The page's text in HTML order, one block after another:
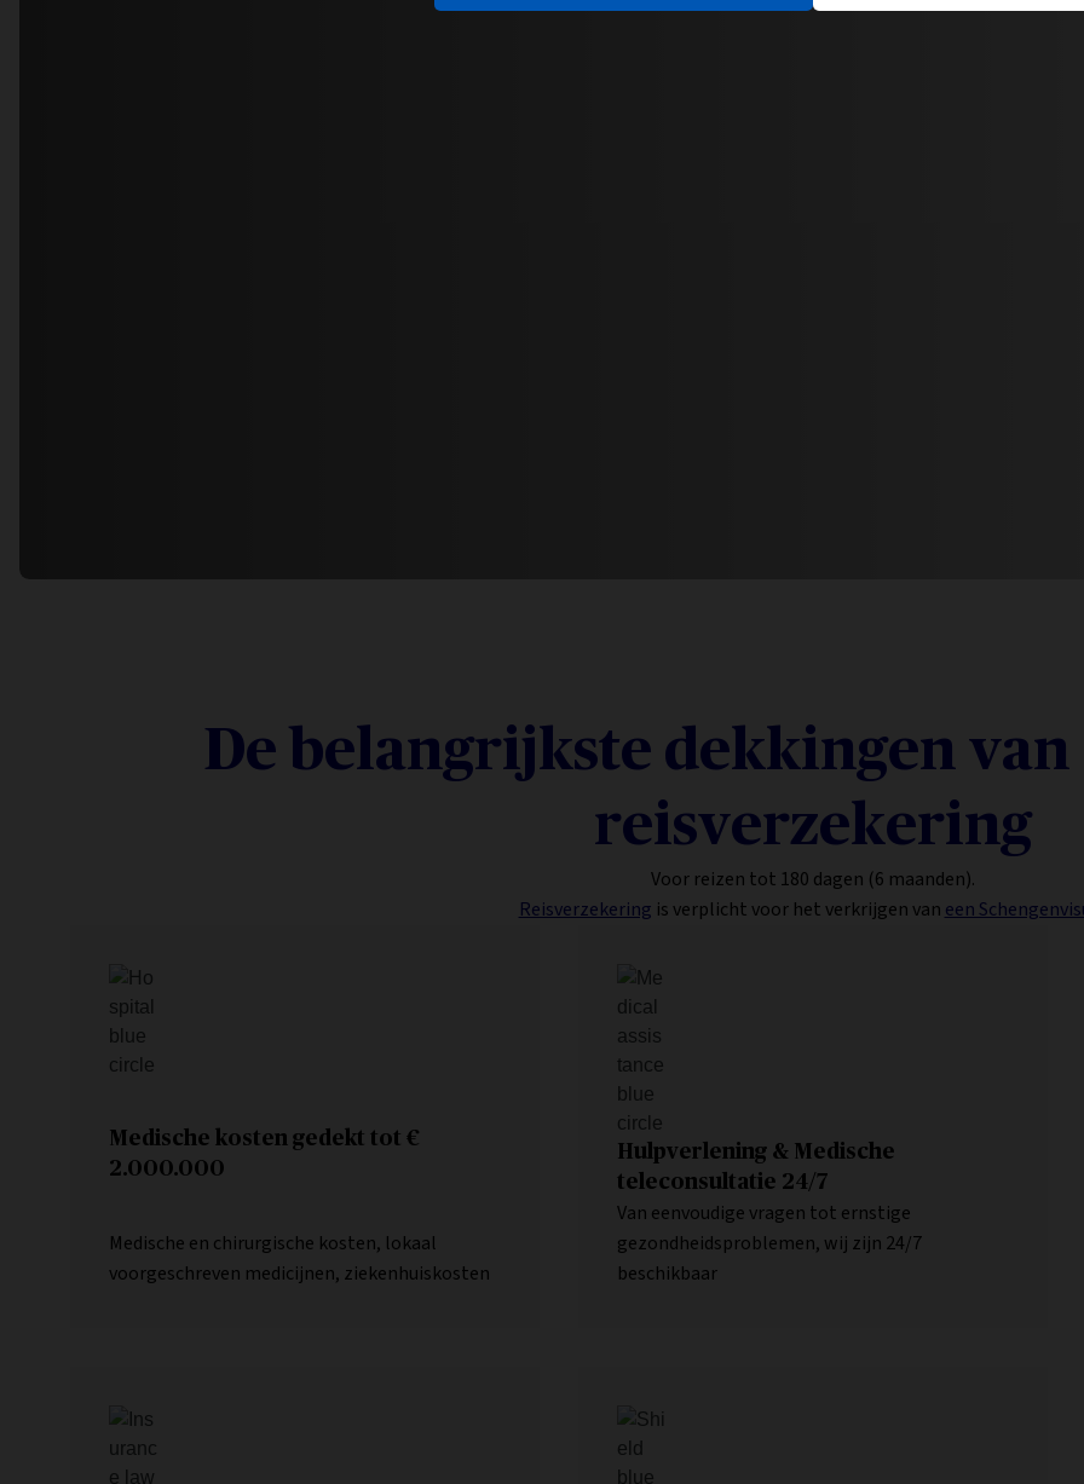
De belangrijkste dekkingen
reisverzekering
Voor reizen tot 180 dagen (6 maanden).
Reisverzekering is verplicht voor het verkrijgen van een
Medische kosten gedekt tot €
2.000.000
Medische en chirurgische kosten, lokaal
voorgeschreven medicijnen, ziekenhuiskosten
Hulpverlening & Medische
teleconsultatie 24/7
Van eenvoudige vragen tot ernstige
gezondheidsproblemen, wij zijn 24/7
beschikbaar